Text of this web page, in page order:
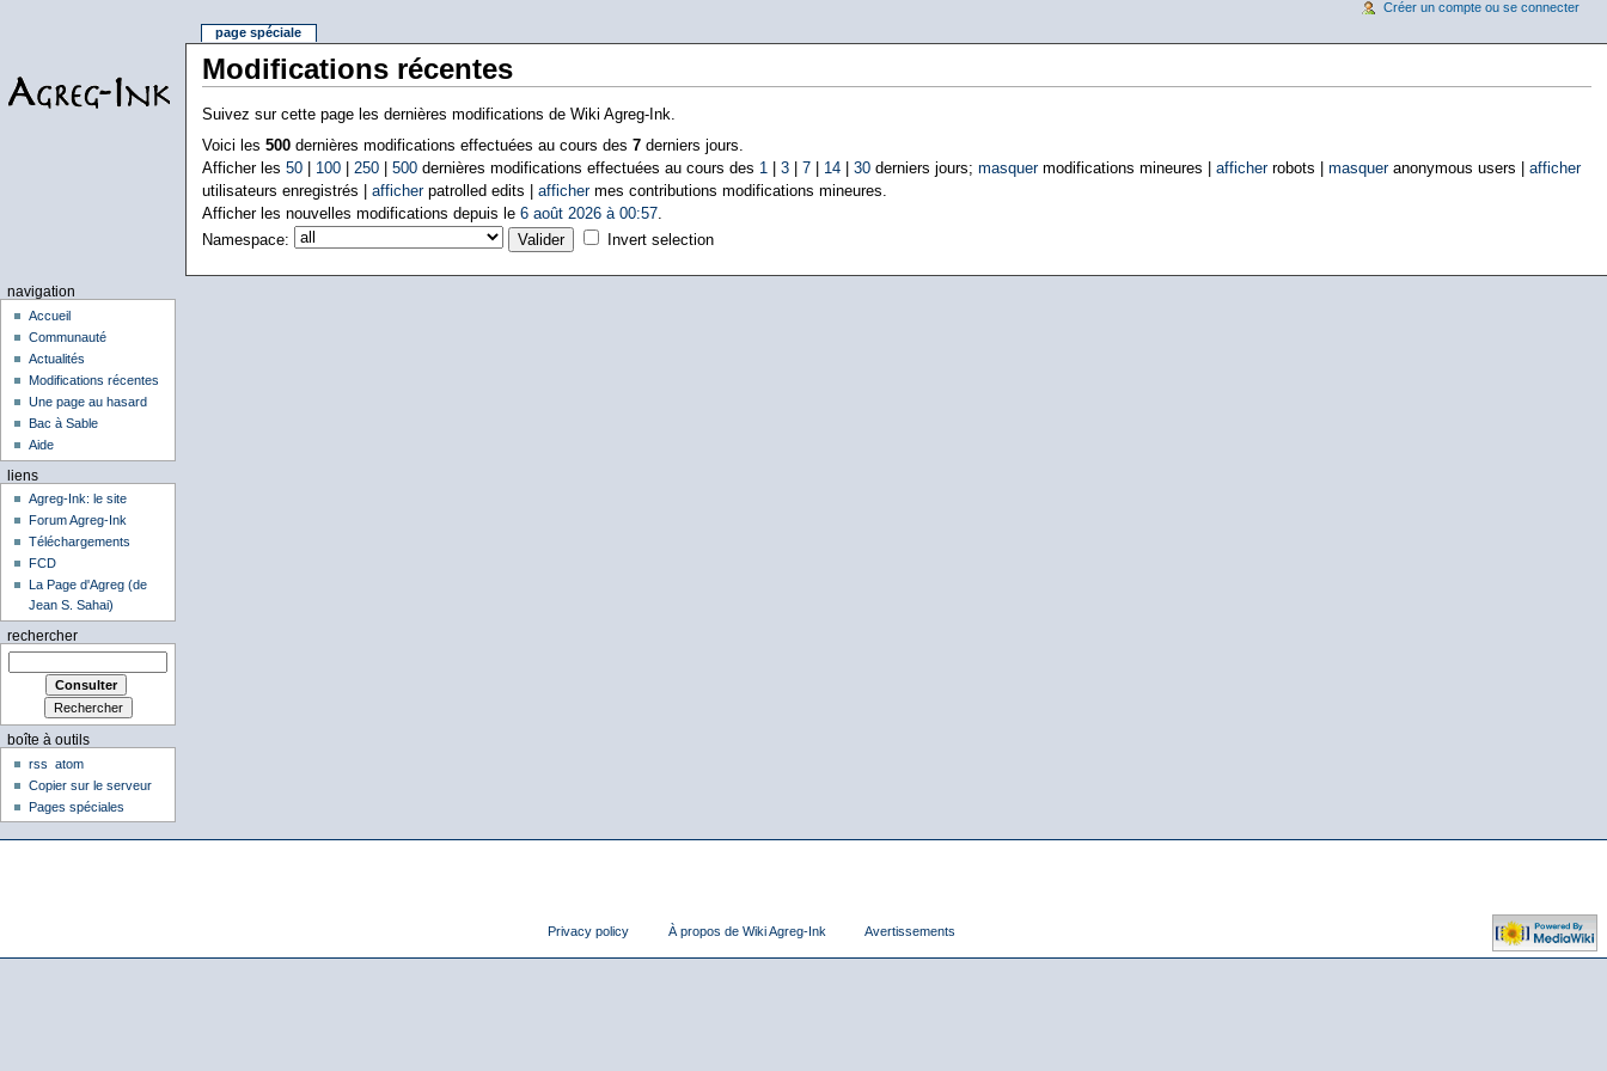
Modifications récentes
Suivez sur cette page les dernières modifications de Wiki Agreg-Ink.
Voici les 500dernières modifications effectuées au cours des 7derniers jours.
Afficher les 50| 100| 250| 500dernières modifications effectuées au cours des 1 3| 7| 14| 30derniers jours; masquermodifications mineures | afficherrobots | masqueranonymous users | afficher
utilisateurs enregistrés | afficherpatrolled edits | affichermes contributions modifications mineures.
Afficher les nouvelles modifications depuis le 6 août 2026 à 00:57.
Namespace:
Invert selection
page spéciale
Créer un compte ou se connecter
navigation
Accueil
Communauté
Actualités
Modifications récentes
Une page au hasard
Bac à Sable
Aide
liens
Agreg-Ink: le site
Forum Agreg-Ink
Téléchargements
FCD
La Page d'Agreg (de
Jean S. Sahai)
rechercher
boîte à outils
rss
atom
Copier sur le serveur
Pages spéciales
Privacy policy À propos de Wiki Agreg-Ink Avertissements